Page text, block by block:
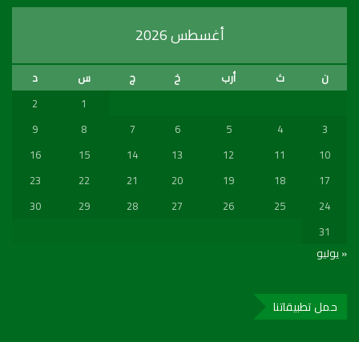
أغسطس 2026
ن ث أرب خ ج س
د
1
2
3
4
5
6
7
8
9
10
11
12
13
14
15
16
17
18
19
20
21
22
23
24
25
26
27
28
29
30
31
« يوليو
حمل تطبيقاتنا